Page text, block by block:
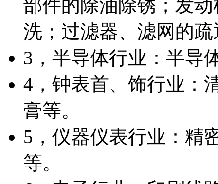
部件的除油除锈；发
洗；过滤器、滤网的
3，半导体行业：半导
4，钟表首、饰行业：
膏等。
5，仪器仪表行业：精
等。